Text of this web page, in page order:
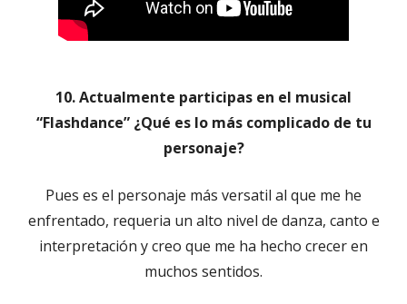
10. Actualmente participas en el musical
“Flashdance” ¿Qué es lo más complicado de tu
personaje?
Pues es el personaje más versatil al que me he
enfrentado, requeria un alto nivel de danza, canto e
interpretación y creo que me ha hecho crecer en
muchos sentidos.